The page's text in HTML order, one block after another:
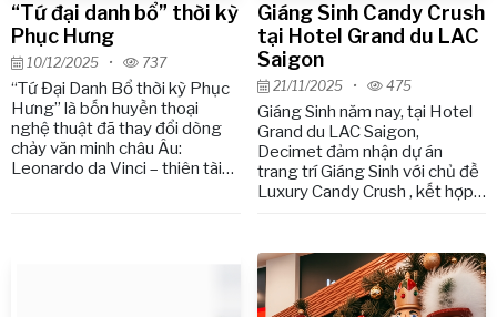
“Tứ đại danh bổ” thời kỳ
Phục Hưng
10/12/2025 • 737
“Tứ Đại Danh Bổ thời kỳ Phục
Hưng” là bốn huyền thoại
nghệ thuật đã thay đổi dòng
chảy văn minh châu Âu:
Leonardo da Vinci – thiên tài
Giáng Sinh Candy Crush
tại Hotel Grand du LAC
Saigon
21/11/2025• 475
Giáng Sinh năm nay, tại Hotel
Grand du LAC Saigon,
Decimet đảm nhận dự án
trang trí Giáng Sinh với chủ đề
Luxury Candy Crush , kết hợp